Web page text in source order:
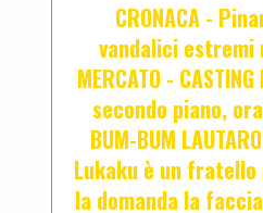
CRONACA -
vandalici
MERCATO -
secondo piano,
BUM-BUM
Lukaku è un
la domanda la